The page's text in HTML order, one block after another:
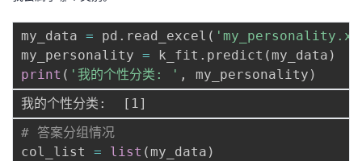
my_data = pd . read_excel (
my_personality = k_fit . predict ( my_data )
print ( '我的个性分类: ' , my_personality )
# 答案分组情况
col_list = list ( my_data )